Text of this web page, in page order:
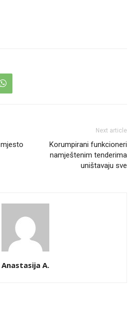
Next article
Korumpirani funkcioneri
namještenim tenderima
uništavaju sve
Anastasija A.